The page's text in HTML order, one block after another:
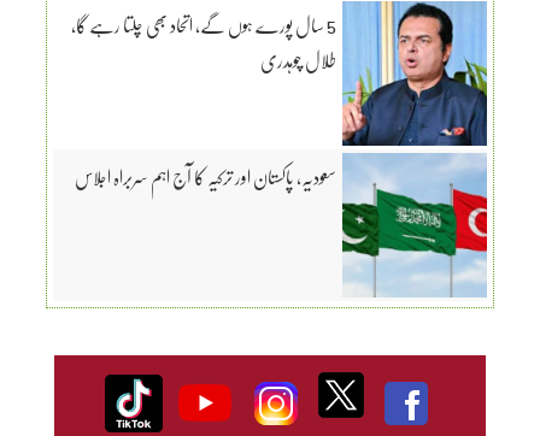
5 سال پورے ہوں گے، اتحاد بھی چلتا رہے گا،
طلال چوہدری
سعودیہ، پاکستان اور ترکیہ کا آج اہم سربراہ اجلاس